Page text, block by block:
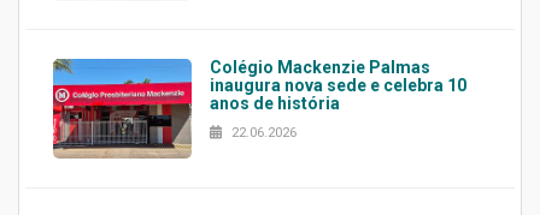
Colégio Mackenzie Palmas
inaugura nova sede e celebra 10
anos de história
22.06.2026